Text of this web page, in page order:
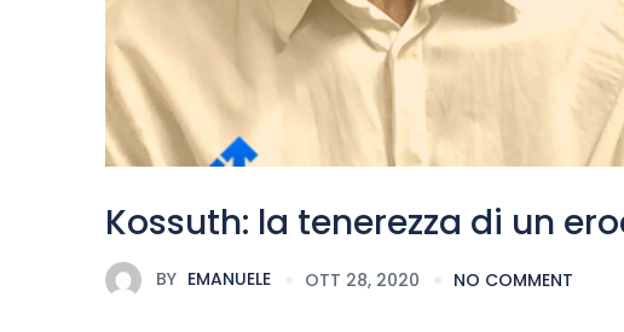
Kossuth: la tenerezza di un
BY EMANUELE OTT 28, 2020 NO COMMENT